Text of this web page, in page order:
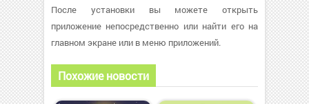
После установки вы можете открыть
приложение непосредственно или найти его на
главном экране или в меню приложений.
Похожие новости